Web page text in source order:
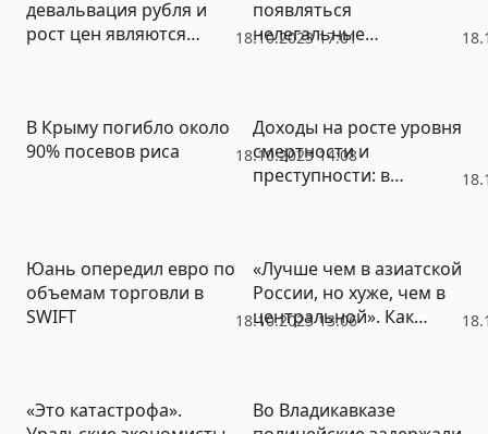
18.10.2023 17:01
девальвация рубля и
рост цен являются
появляться
нелегальные
18.10.2023 14:08
В Крыму погибло около
90% посевов риса
Доходы на росте уровня
смертности и
преступности: в
18.10.2023 13:06
Юань опередил евро по
объемам торговли в
SWIFT
«Лучше чем в азиатской
России, но хуже, чем в
центральной». Как
«Это катастрофа».
Во Владикавказе